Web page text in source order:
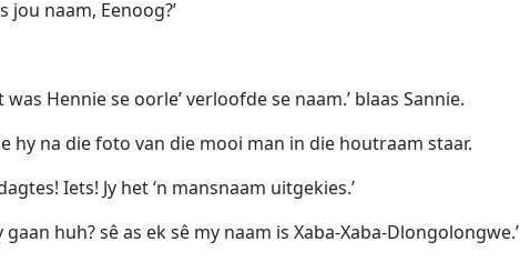
jou naam, Eenoog?’
was Hennie se oorle’ verloofde se naam.’ blaas Sannie.
hy na die foto van die mooi man in die houtraam staar.
Iets! Jy het ‘n mansnaam uitgekies.’
gaan huh? sê as ek sê my naam is Xaba-Xaba-Dlongolongwe.’